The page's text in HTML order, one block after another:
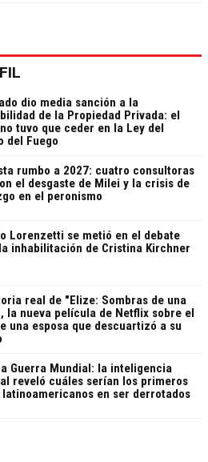
dio media sanción a la
de la Propiedad Privada: el
tuvo que ceder en la Ley del
del Fuego
rumbo a 2027: cuatro consultoras
el desgaste de Milei y la crisis de
en el peronismo
Lorenzetti se metió en el debate
inhabilitación de Cristina Kirchner
real de "Elize: Sombras de una
la nueva película de Netflix sobre el
una esposa que descuartizó a su
Guerra Mundial: la inteligencia
reveló cuáles serían los primeros
latinoamericanos en ser derrotados